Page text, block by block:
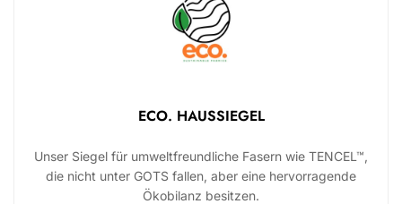
ECO. HAUSSIEGEL
Unser Siegel für umweltfreundliche Fasern wie TENCEL™,
die nicht unter GOTS fallen, aber eine hervorragende
Ökobilanz besitzen.